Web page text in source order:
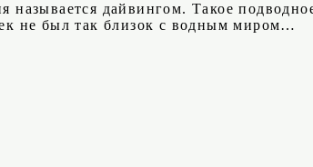
дайвингом. Такое
не был так близок с водным миром…